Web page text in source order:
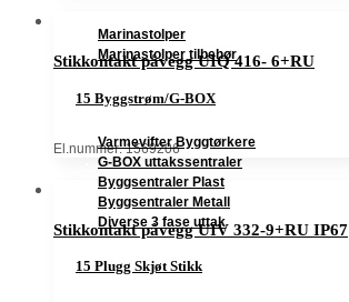
Marinastolper
Marinastolper tilbehør
15 Byggstrøm/G-BOX
Varmevifter Byggtørkere
G-BOX uttakssentraler
Byggsentraler Plast
Byggsentraler Metall
Diverse 3 fase uttak
15 Plugg Skjøt Stikk
Stikkontakt påvegg UIQ 416- 6+RU
El.nummer: 1569206
Stikkontakt påvegg UIV 332-9+RU IP67